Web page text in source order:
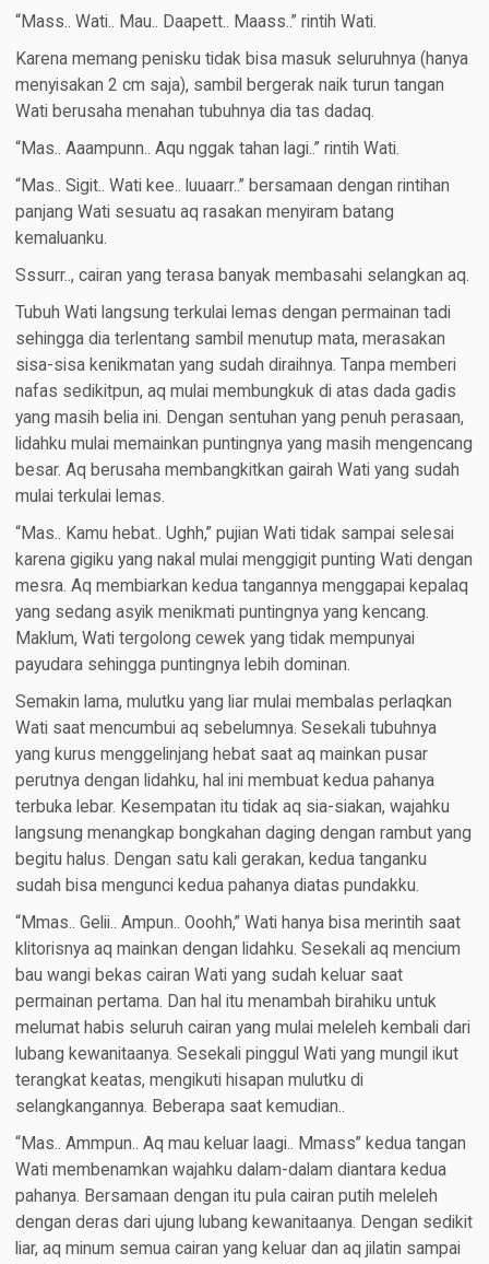
“Mass.. Wati.. Mau.. Daapett.. Maass..” rintih Wati.
Karena memang penisku tidak bisa masuk seluruhnya (hanya
menyisakan 2 cm saja), sambil bergerak naik turun tangan
Wati berusaha menahan tubuhnya dia tas dadaq.
“Mas.. Aaampunn.. Aqu nggak tahan lagi..” rintih Wati.
“Mas.. Sigit.. Wati kee.. luuaarr..” bersamaan dengan rintihan
panjang Wati sesuatu aq rasakan menyiram batang
kemaluanku.
Sssurr.., cairan yang terasa banyak membasahi selangkan aq.
Tubuh Wati langsung terkulai lemas dengan permainan tadi
sehingga dia terlentang sambil menutup mata, merasakan
sisa-sisa kenikmatan yang sudah diraihnya. Tanpa memberi
nafas sedikitpun, aq mulai membungkuk di atas dada gadis
yang masih belia ini. Dengan sentuhan yang penuh perasaan,
lidahku mulai memainkan puntingnya yang masih mengencang
besar. Aq berusaha membangkitkan gairah Wati yang sudah
mulai terkulai lemas.
“Mas.. Kamu hebat.. Ughh,” pujian Wati tidak sampai selesai
karena gigiku yang nakal mulai menggigit punting Wati dengan
mesra. Aq membiarkan kedua tangannya menggapai kepalaq
yang sedang asyik menikmati puntingnya yang kencang.
Maklum, Wati tergolong cewek yang tidak mempunyai
payudara sehingga puntingnya lebih dominan.
Semakin lama, mulutku yang liar mulai membalas perlaqkan
Wati saat mencumbui aq sebelumnya. Sesekali tubuhnya
yang kurus menggelinjang hebat saat aq mainkan pusar
perutnya dengan lidahku, hal ini membuat kedua pahanya
terbuka lebar. Kesempatan itu tidak aq sia-siakan, wajahku
langsung menangkap bongkahan daging dengan rambut yang
begitu halus. Dengan satu kali gerakan, kedua tanganku
sudah bisa mengunci kedua pahanya diatas pundakku.
“Mmas.. Gelii.. Ampun.. Ooohh,” Wati hanya bisa merintih saat
klitorisnya aq mainkan dengan lidahku. Sesekali aq mencium
bau wangi bekas cairan Wati yang sudah keluar saat
permainan pertama. Dan hal itu menambah birahiku untuk
melumat habis seluruh cairan yang mulai meleleh kembali dari
lubang kewanitaanya. Sesekali pinggul Wati yang mungil ikut
terangkat keatas, mengikuti hisapan mulutku di
selangkangannya. Beberapa saat kemudian..
“Mas.. Ammpun.. Aq mau keluar laagi.. Mmass” kedua tangan
Wati membenamkan wajahku dalam-dalam diantara kedua
pahanya. Bersamaan dengan itu pula cairan putih meleleh
dengan deras dari ujung lubang kewanitaanya. Dengan sedikit
liar, aq minum semua cairan yang keluar dan aq jilatin sampai